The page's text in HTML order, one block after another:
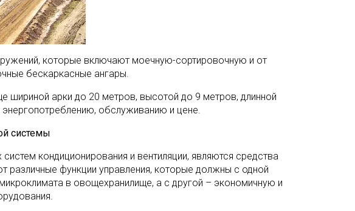
которые включают моечную-сортировочную и от
бескаркасные ангары.
шириной арки до 20 метров, высотой до 9 метров, длинной
обслуживанию и цене.
системы
кондиционирования и вентиляции, являются средства
различные функции управления, которые должны с одной
в овощехранилище, а с другой – экономичную и